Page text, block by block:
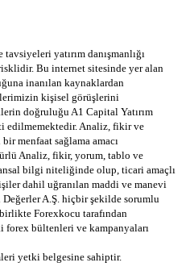
yatırım danışmanlığı
Bu internet sitesinde yer alan
inanılan kaynaklardan
kişisel görüşlerini
doğruluğu A1 Capital Yatırım
edilmemektedir. Analiz, fikir ve
menfaat sağlama amacı
Analiz, fikir, yorum, tablo ve
bilgi niteliğinde olup, ticari amaçlı
dahil uğranılan maddi ve manevi
A.Ş. hiçbir şekilde sorumlu
Forexkocu tarafından
forex bültenleri ve kampanyaları
yetki belgesine sahiptir.